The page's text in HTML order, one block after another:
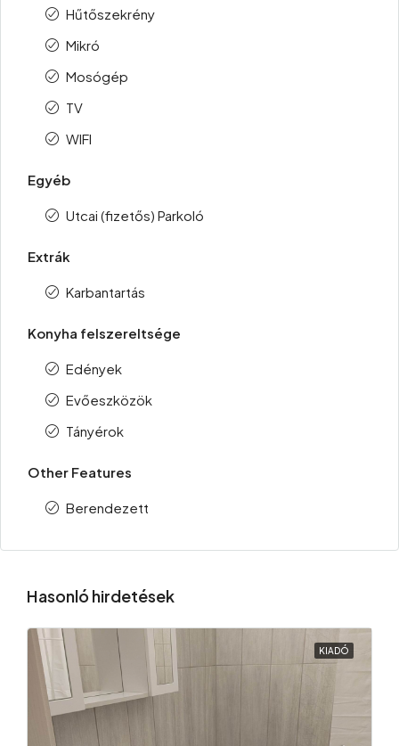
Hűtőszekrény
Mikró
Mosógép
TV
WIFI
Egyéb
Utcai (fizetős) Parkoló
Extrák
Karbantartás
Konyha felszereltsége
Edények
Evőeszközök
Tányérok
Other Features
Berendezett
Hasonló hirdetések
KIADÓ